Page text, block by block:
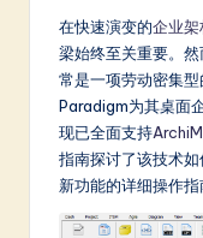
m
p
fi
在快速演变的企业架
梁始终至关重要。
常是一项劳动密集
Paradigm为其桌面
现已全面支持
指南探讨了该技术
新功能的详细操作指